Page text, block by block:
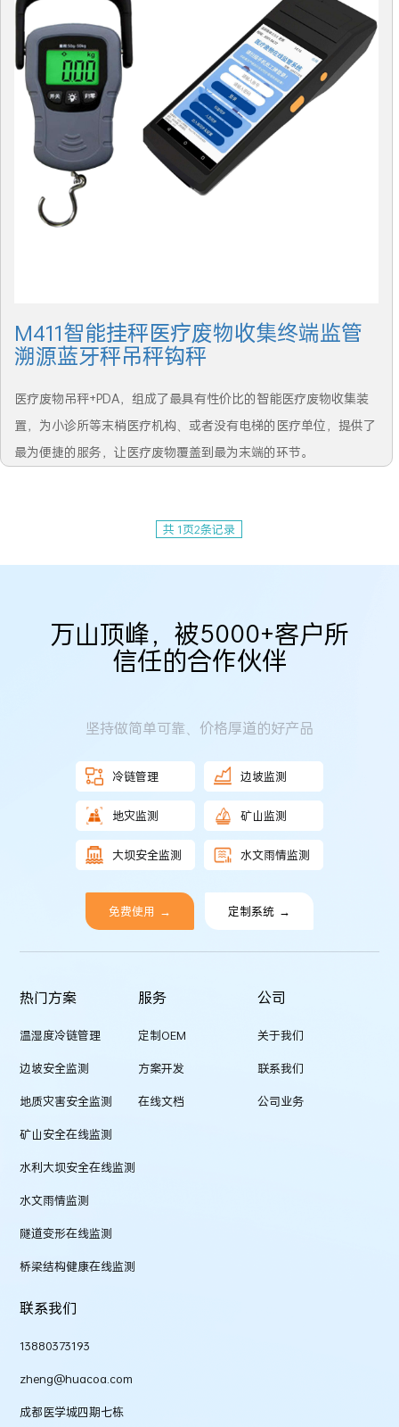
M411智能挂秤医疗废物收集终端监管
溯源蓝牙秤吊秤钩秤
医疗废物吊秤+PDA，组成了最具有性价比的智能医疗废物收集装
置，为小诊所等末梢医疗机构、或者没有电梯的医疗单位，提供了
最为便捷的服务，让医疗废物覆盖到最为末端的环节。
共 1页2条记录
万山顶峰，被5000+客户所
信任的合作伙伴
坚持做简单可靠、价格厚道的好产品
冷链管理 边坡监测
地灾监测 矿山监测
大坝安全监测 水文雨情监测
免费使用 → 定制系统 →
热门方案
温湿度冷链管理
边坡安全监测
地质灾害安全监测
矿山安全在线监测
水利大坝安全在线监测
水文雨情监测
隧道变形在线监测
桥梁结构健康在线监测
服务
定制OEM
方案开发
在线文档
公司
关于我们
联系我们
公司业务
联系我们
13880373193
zheng@huacoa.com
成都医学城四期七栋